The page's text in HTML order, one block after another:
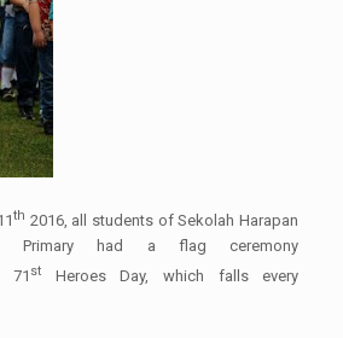
th 2016, all students of Sekolah Harapan
Primary had a flag ceremony
71 st Heroes Day, which falls every